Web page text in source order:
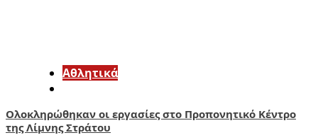
Αθλητικά
Ολοκληρώθηκαν οι εργασίες στο Προπονητικό Κέντρο
της Λίμνης Στράτου